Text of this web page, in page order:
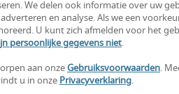
50e percentiel
We delen ook informatie over uw
en analyse. Als we een
U kunt zich afmelden voor het
persoonlijke gegevens niet.
aan onze Gebruiksvoorwaarden.
u in onze Privacyverklaring.